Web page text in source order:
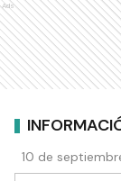
Ads
10 de